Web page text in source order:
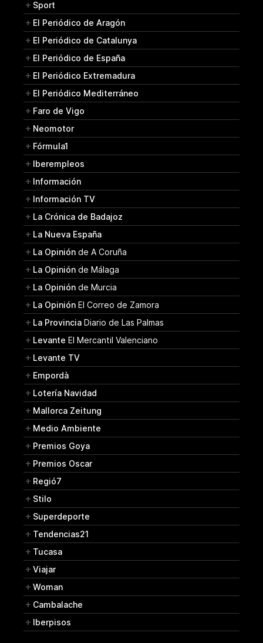
Sport
El Periódico de Aragón
El Periódico de Catalunya
El Periódico de España
El Periódico Extremadura
El Periódico Mediterráneo
Faro de Vigo
Neomotor
Fórmula1
Iberempleos
Información
Información TV
La Crónica de Badajoz
La Nueva España
La Opinión de A Coruña
La Opinión de Málaga
La Opinión de Murcia
La Opinión El Correo de Zamora
La Provincia Diario de Las Palmas
Levante El Mercantil Valenciano
Levante TV
Empordà
Lotería Navidad
Mallorca Zeitung
Medio Ambiente
Premios Goya
Premios Oscar
Regió7
Stilo
Superdeporte
Tendencias21
Tucasa
Viajar
Woman
Cambalache
Iberpisos